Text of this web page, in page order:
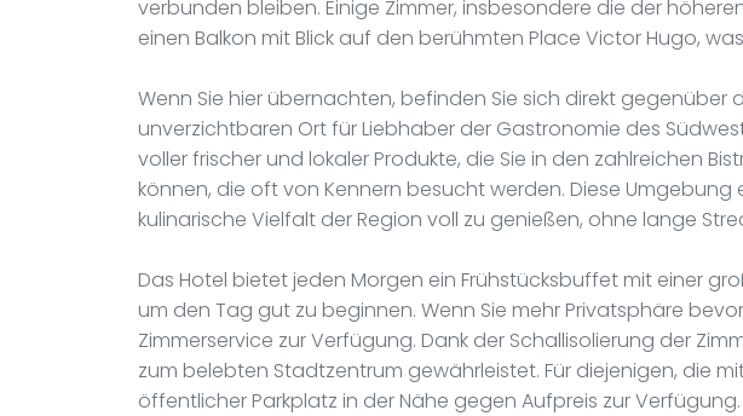
verbunden bleiben. Einige Zimmer, insbesondere die der
einen Balkon mit Blick auf den berühmten Place Victor Hugo,
Wenn Sie hier übernachten, befinden Sie sich direkt gegenüber
unverzichtbaren Ort für Liebhaber der Gastronomie des
voller frischer und lokaler Produkte, die Sie in den zahlreichen
können, die oft von Kennern besucht werden. Diese Umgebung
kulinarische Vielfalt der Region voll zu genießen, ohne lange
Das Hotel bietet jeden Morgen ein Frühstücksbuffet mit einer
um den Tag gut zu beginnen. Wenn Sie mehr Privatsphäre
Zimmerservice zur Verfügung. Dank der Schallisolierung der
zum belebten Stadtzentrum gewährleistet. Für diejenigen, die
öffentlicher Parkplatz in der Nähe gegen Aufpreis zur Verfügung.